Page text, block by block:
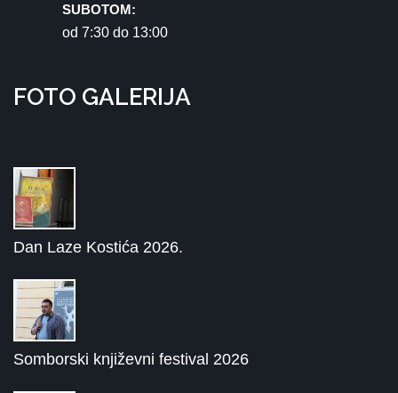
SUBOTOM:
od 7:30 dо 13:00
FOTO GALERIJA
Dan Laze Kostića 2026.
Somborski književni festival 2026